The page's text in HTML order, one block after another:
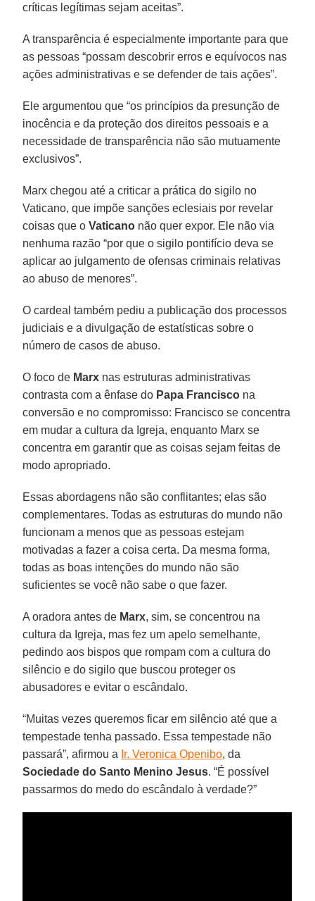
críticas legítimas sejam aceitas”.
A transparência é especialmente importante para que
as pessoas “possam descobrir erros e equívocos nas
ações administrativas e se defender de tais ações”.
Ele argumentou que “os princípios da presunção de
inocência e da proteção dos direitos pessoais e a
necessidade de transparência não são mutuamente
exclusivos”.
Marx chegou até a criticar a prática do sigilo no
Vaticano, que impõe sanções eclesiais por revelar
coisas que oVaticano não quer expor. Ele não via
nenhuma razão “por que o sigilo pontifício deva se
aplicar ao julgamento de ofensas criminais relativas
ao abuso de menores”.
O cardeal também pediu a publicação dos processos
judiciais e a divulgação de estatísticas sobre o
número de casos de abuso.
O foco de Marx nas estruturas administrativas
contrasta com a ênfase do Papa Francisco na
conversão e no compromisso: Francisco se concentra
em mudar a cultura da Igreja, enquanto Marx se
concentra em garantir que as coisas sejam feitas de
modo apropriado.
Essas abordagens não são conflitantes; elas são
complementares. Todas as estruturas do mundo não
funcionam a menos que as pessoas estejam
motivadas a fazer a coisa certa. Da mesma forma,
todas as boas intenções do mundo não são
suficientes se você não sabe o que fazer.
A oradora antes de Marx, sim, se concentrou na
cultura da Igreja, mas fez um apelo semelhante,
pedindo aos bispos que rompam com a cultura do
silêncio e do sigilo que buscou proteger os
abusadores e evitar o escândalo.
“Muitas vezes queremos ficar em silêncio até que a
tempestade tenha passado. Essa tempestade não
passará”, afirmou a Ir. Veronica Openibo, da
Sociedade do Santo Menino Jesus. “É possível
passarmos do medo do escândalo à verdade?”